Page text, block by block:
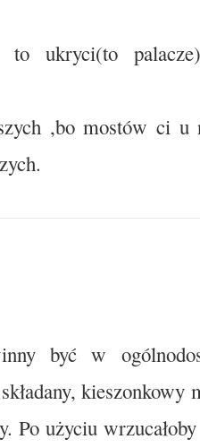
ukryci(to
,bo mostów ci u
być w
kieszonkowy
Po użyciu